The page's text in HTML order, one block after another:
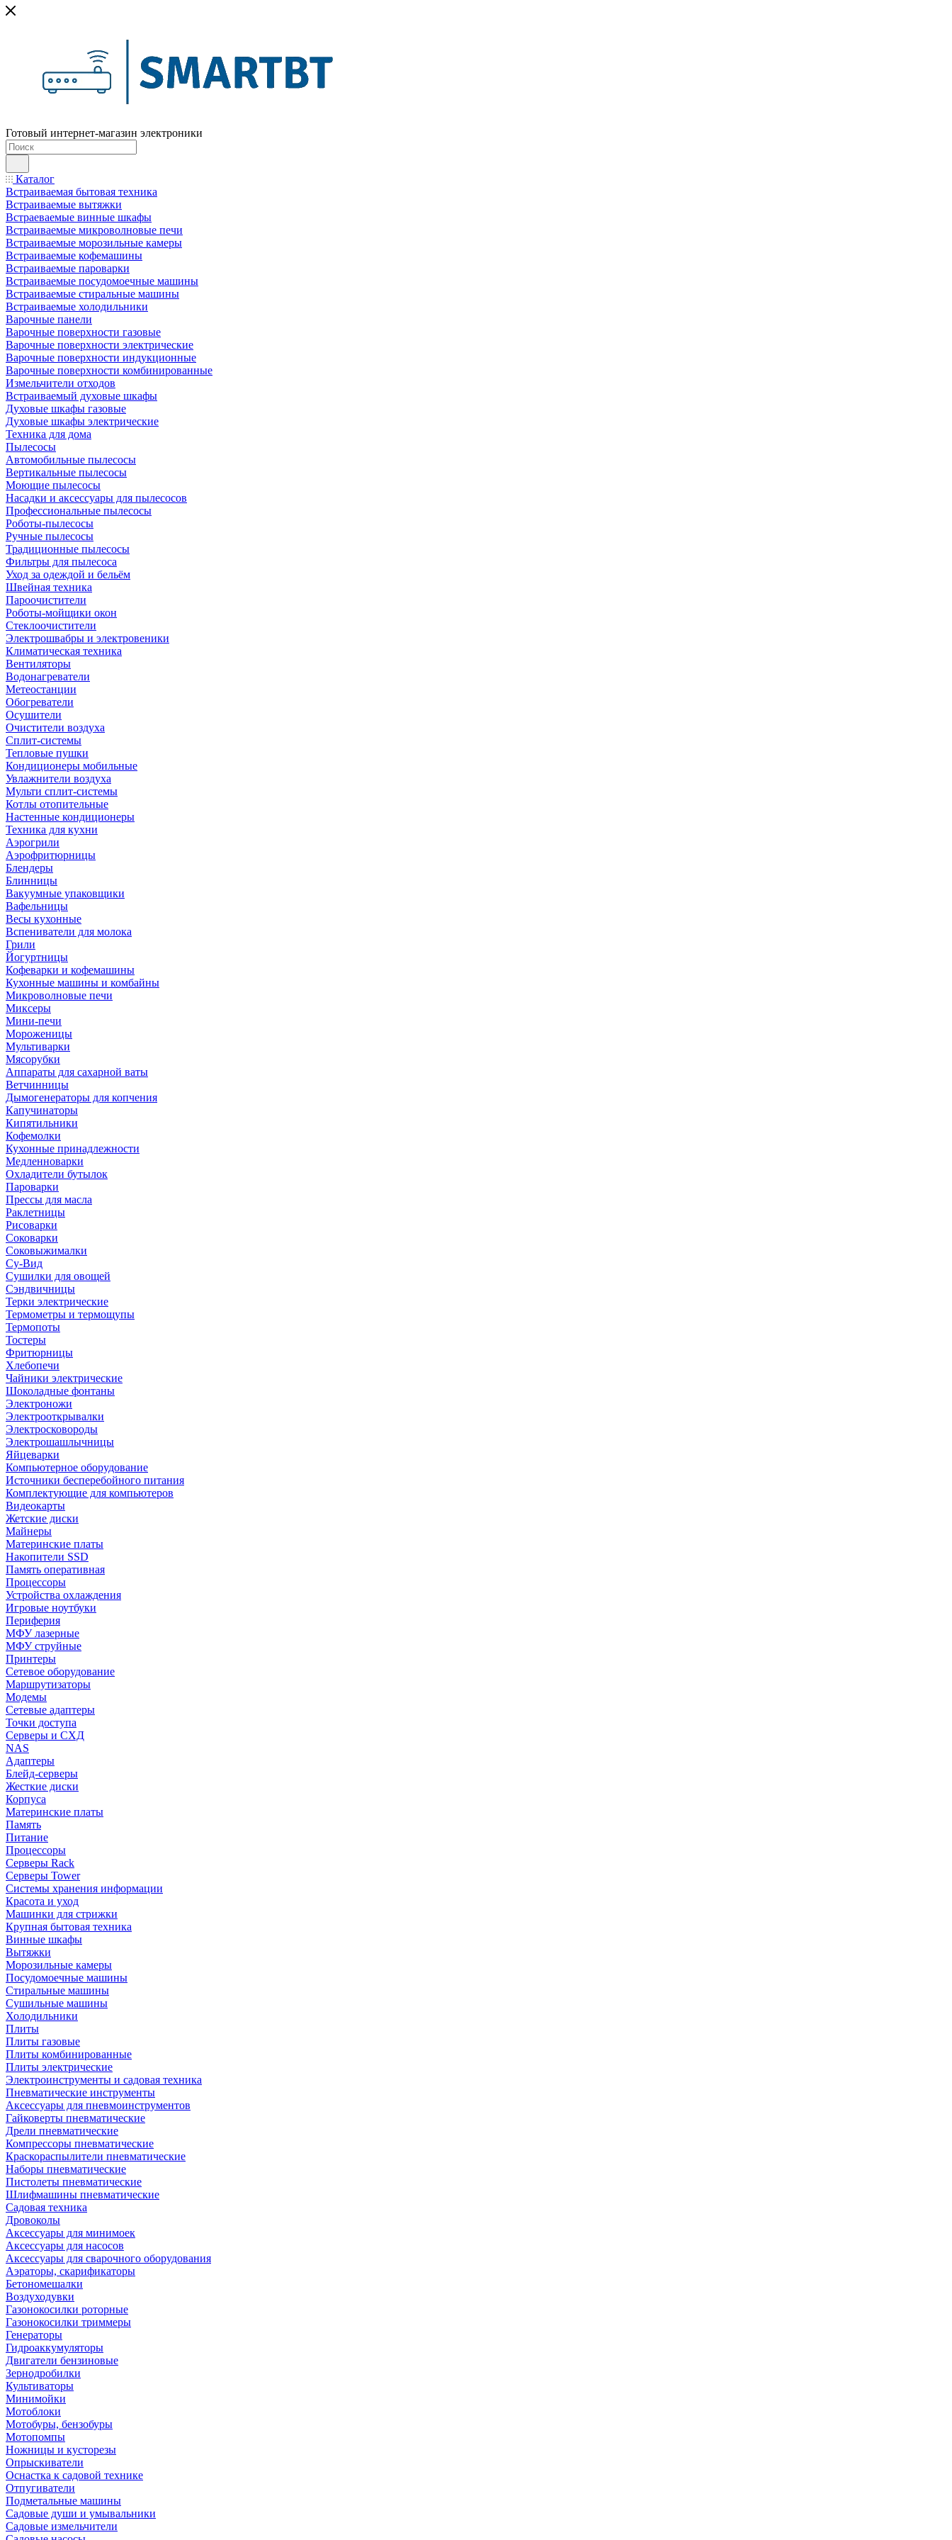
Готовый интернет-магазин электроники
Каталог
Встраиваемая бытовая техника
Встраиваемые вытяжки
Встраеваемые винные шкафы
Встраиваемые микроволновые печи
Встраиваемые морозильные камеры
Встраиваемые кофемашины
Встраиваемые пароварки
Встраиваемые посудомоечные машины
Встраиваемые стиральные машины
Встраиваемые холодильники
Варочные панели
Варочные поверхности газовые
Варочные поверхности электрические
Варочные поверхности индукционные
Варочные поверхности комбинированные
Измельчители отходов
Встраиваемый духовые шкафы
Духовые шкафы газовые
Духовые шкафы электрические
Техника для дома
Пылесосы
Автомобильные пылесосы
Вертикальные пылесосы
Моющие пылесосы
Насадки и аксессуары для пылесосов
Профессиональные пылесосы
Роботы-пылесосы
Ручные пылесосы
Традиционные пылесосы
Фильтры для пылесоса
Уход за одеждой и бельём
Швейная техника
Пароочистители
Роботы-мойщики окон
Стеклоочистители
Электрошвабры и электровеники
Климатическая техника
Вентиляторы
Водонагреватели
Метеостанции
Обогреватели
Осушители
Очистители воздуха
Сплит-системы
Тепловые пушки
Кондиционеры мобильные
Увлажнители воздуха
Мульти сплит-системы
Котлы отопительные
Настенные кондиционеры
Техника для кухни
Аэрогрили
Аэрофритюрницы
Блендеры
Блинницы
Вакуумные упаковщики
Вафельницы
Весы кухонные
Вспениватели для молока
Грили
Йогуртницы
Кофеварки и кофемашины
Кухонные машины и комбайны
Микроволновые печи
Миксеры
Мини-печи
Мороженицы
Мультиварки
Мясорубки
Аппараты для сахарной ваты
Ветчинницы
Дымогенераторы для копчения
Капучинаторы
Кипятильники
Кофемолки
Кухонные принадлежности
Медленноварки
Охладители бутылок
Пароварки
Прессы для масла
Раклетницы
Рисоварки
Соковарки
Соковыжималки
Су-Вид
Сушилки для овощей
Сэндвичницы
Терки электрические
Термометры и термощупы
Термопоты
Тостеры
Фритюрницы
Хлебопечи
Чайники электрические
Шоколадные фонтаны
Электроножи
Электрооткрывалки
Электросковороды
Электрошашлычницы
Яйцеварки
Компьютерное оборудование
Источники бесперебойного питания
Комплектующие для компьютеров
Видеокарты
Жетские диски
Майнеры
Материнские платы
Накопители SSD
Память оперативная
Процессоры
Устройства охлаждения
Игровые ноутбуки
Периферия
МФУ лазерные
МФУ струйные
Принтеры
Сетевое оборудование
Маршрутизаторы
Модемы
Сетевые адаптеры
Точки доступа
Серверы и СХД
NAS
Адаптеры
Блейд-серверы
Жесткие диски
Корпуса
Материнские платы
Память
Питание
Процессоры
Серверы Rack
Серверы Tower
Системы хранения информации
Красота и уход
Машинки для стрижки
Крупная бытовая техника
Винные шкафы
Вытяжки
Морозильные камеры
Посудомоечные машины
Стиральные машины
Сушильные машины
Холодильники
Плиты
Плиты газовые
Плиты комбинированные
Плиты электрические
Электроинструменты и садовая техника
Пневматические инструменты
Аксессуары для пневмоинструментов
Гайковерты пневматические
Дрели пневматические
Компрессоры пневматические
Краскораспылители пневматические
Наборы пневматические
Пистолеты пневматические
Шлифмашины пневматические
Садовая техника
Дровоколы
Аксессуары для минимоек
Аксессуары для насосов
Аксессуары для сварочного оборудования
Аэраторы, скарификаторы
Бетономешалки
Воздуходувки
Газонокосилки роторные
Газонокосилки триммеры
Генераторы
Гидроаккумуляторы
Двигатели бензиновые
Зернодробилки
Культиваторы
Минимойки
Мотоблоки
Мотобуры, бензобуры
Мотопомпы
Ножницы и кусторезы
Опрыскиватели
Оснастка к садовой технике
Отпугиватели
Подметальные машины
Садовые души и умывальники
Садовые измельчители